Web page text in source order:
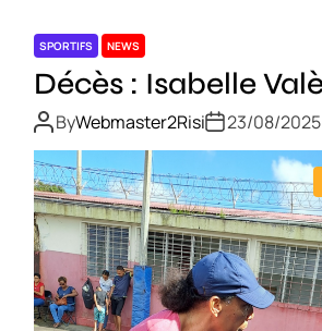
SPORTIFS NEWS
Décès : Isabelle
ByWebmaster2Risi 23/08/2025